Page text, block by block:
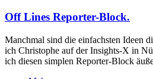
Off Lines Reporter-Block.
Manchmal sind die einfachsten Ideen
ich Christophe auf der Insights-X in
ich diesen simplen Reporter-Block